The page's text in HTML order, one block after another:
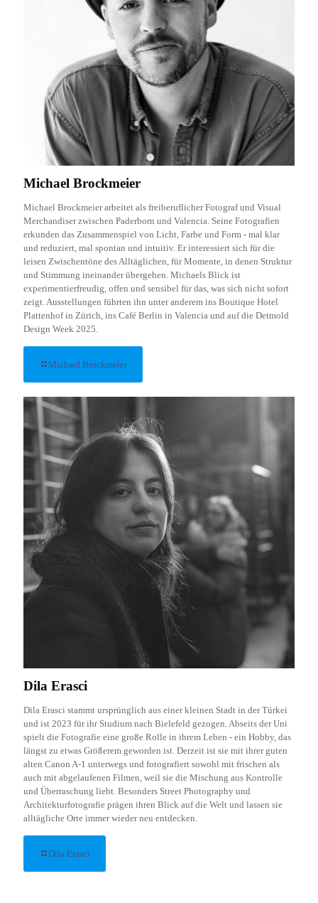
Michael Brockmeier
Michael Brockmeier arbeitet als freiberuflicher Fotograf und Visual
Merchandiser zwischen Paderborn und Valencia. Seine Fotografien
erkunden das Zusammenspiel von Licht, Farbe und Form - mal klar
und reduziert, mal spontan und intuitiv. Er interessiert sich für die
leisen Zwischentöne des Alltäglichen, für Momente, in denen Struktur
und Stimmung ineinander übergehen. Michaels Blick ist
experimentierfreudig, offen und sensibel für das, was sich nicht sofort
zeigt. Ausstellungen führten ihn unter anderem ins Boutique Hotel
Plattenhof in Zürich, ins Café Berlin in Valencia und auf die Detmold
Design Week 2025.
Michael Brockmeier
Dila Erasci
Dila Erasci stammt ursprünglich aus einer kleinen Stadt in der Türkei
und ist 2023 für ihr Studium nach Bielefeld gezogen. Abseits der Uni
spielt die Fotografie eine große Rolle in ihrem Leben - ein Hobby, das
längst zu etwas Größerem geworden ist. Derzeit ist sie mit ihrer guten
alten Canon A-1 unterwegs und fotografiert sowohl mit frischen als
auch mit abgelaufenen Filmen, weil sie die Mischung aus Kontrolle
und Überraschung liebt. Besonders Street Photography und
Architekturfotografie prägen ihren Blick auf die Welt und lassen sie
alltägliche Orte immer wieder neu entdecken.
Dila Erasci